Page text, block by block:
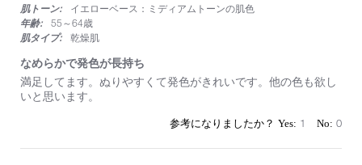
シ
ョ
ン
イ
シ
ャ
ド
テ
rating
肌トーン:
イエローベース：ミディアムトーンの肌色
年齢:
55～64歳
肌タイプ:
乾燥肌
なめらかで発色が長持ち
Review
by
2025
review
stating
か
満足してます。ぬりやすくて発色がきれいです。他の色も欲し
いと思います。
1 0